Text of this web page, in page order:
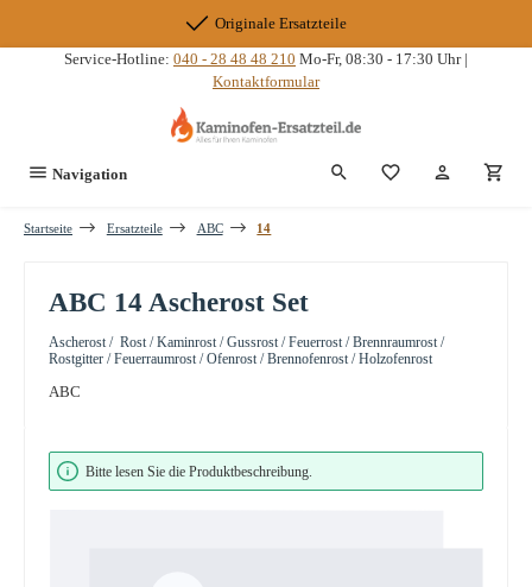
Originale Ersatzteile
Service-Hotline: 040 - 28 48 48 210 Mo-Fr, 08:30 - 17:30 Uhr |
Kontaktformular
Navigation Du hast 0
Startseite Ersatzteile ABC 14
ABC 14 Ascherost Set
Ascherost / Rost / Kaminrost / Gussrost / Feuerrost / Brennraumrost /
Rostgitter / Feuerraumrost / Ofenrost / Brennofenrost / Holzofenrost
ABC
Bildergalerie überspringen
Bitte lesen Sie die Produktbeschreibung.